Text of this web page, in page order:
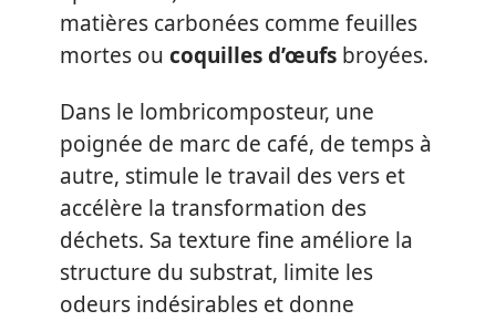
matières carbonées comme feuilles
mortes ou coquilles d’œufs broyées.
Dans le lombricomposteur, une
poignée de marc de café, de temps à
autre, stimule le travail des vers et
accélère la transformation des
déchets. Sa texture fine améliore la
structure du substrat, limite les
odeurs indésirables et donne